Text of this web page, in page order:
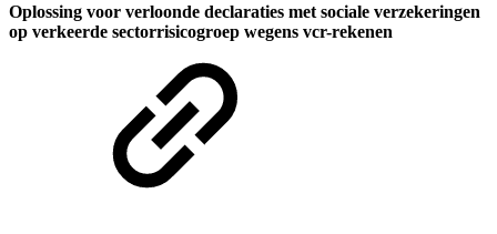
Oplossing voor verloonde declaraties met sociale verzekeringen
op verkeerde sectorrisicogroep wegens vcr-rekenen